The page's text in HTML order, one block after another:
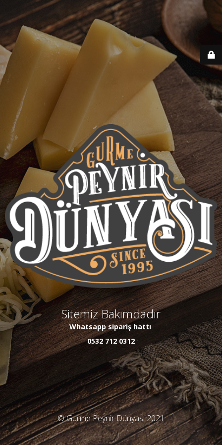
Sitemiz Bakımdadır
Whatsapp sipariş hattı
0532 712 0312
© Gurme Peynir Dünyası 2021